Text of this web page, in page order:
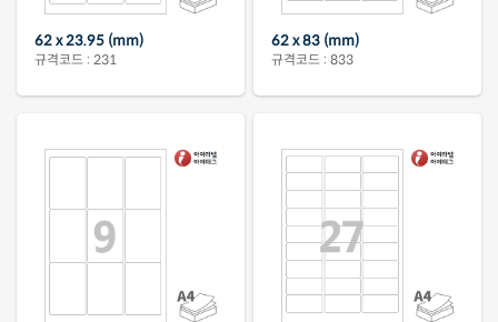
62 x 23.95 (mm)
규격코드 : 231
62 x 83 (mm)
규격코드 : 833